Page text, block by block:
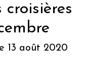
croisières
13 août 2020